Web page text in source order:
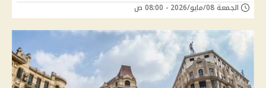
الجمعة 08/مايو/2026 - 08:00 ص